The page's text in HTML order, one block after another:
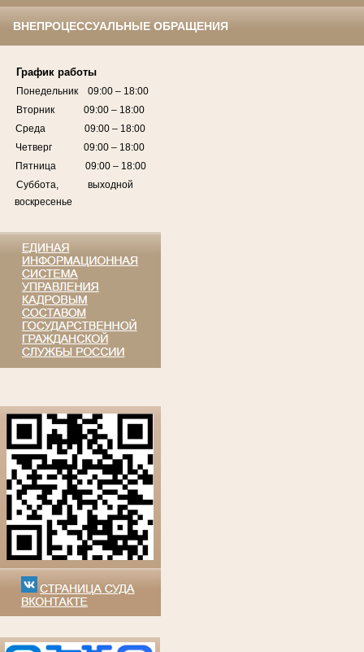
ВНЕПРОЦЕССУАЛЬНЫЕ ОБРАЩЕНИЯ
График работы
Понедельник 09:00 – 18:00
Вторник 09:00 – 18:00
Среда 09:00 – 18:00
Четверг 09:00 – 18:00
Пятница 09:00 – 18:00
Суббота, выходной
воскресенье